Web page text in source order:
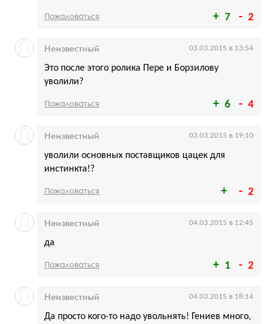
7 2
Пожаловаться
6 4
Это после этого ролика Пере и Борзилову
уволили?
Неизвестный 03.03.2015 в 13:54
Пожаловаться
2
уволили основных поставщиков цацек для
инстинкта!?
Неизвестный 03.03.2015 в 19:10
Пожаловаться
1 2
да
Неизвестный 04.03.2015 в 12:45
Пожаловаться
Да просто кого-то надо увольнять! Гениев много,
Неизвестный 04.03.2015 в 18:14